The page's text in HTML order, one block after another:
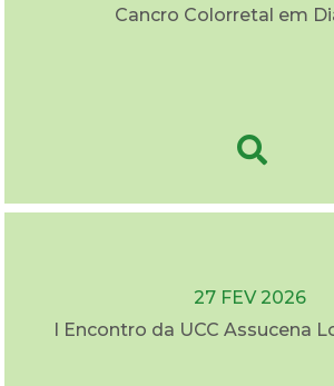
Cancro Colorretal em
27 FEV 2026
I Encontro da UCC Assucena